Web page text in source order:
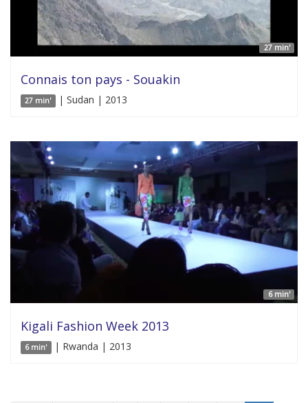
27 min'
Connais ton pays - Souakin
27 min' | Sudan | 2013
6 min'
Kigali Fashion Week 2013
6 min' | Rwanda | 2013